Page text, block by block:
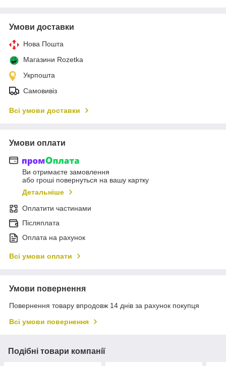
Умови доставки
Нова Пошта
Магазини Rozetka
Укрпошта
Самовивіз
Всі умови доставки
Умови оплати
Ви отримаєте замовлення
або гроші повернуться на вашу картку
Детальніше
Оплатити частинами
Післяплата
Оплата на рахунок
Всі умови оплати
Умови повернення
Повернення товару впродовж 14 днів за рахунок покупця
Всі умови повернення
Подібні товари компанії